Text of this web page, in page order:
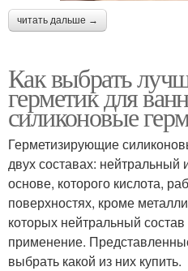
читать дальше →
Как выбрать
герметик для
силиконовые
Герметизирующие
двух составах: нейтральный
основе, которого кислота,
поверхностях, кроме
которых нейтральный
применение.
выбрать какой из них купить.